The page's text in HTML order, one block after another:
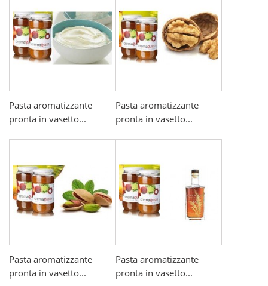
Pasta aromatizzante
pronta in vasetto...
Pasta aromatizzante
pronta in vasetto...
Pasta aromatizzante
pronta in vasetto...
Pasta aromatizzante
pronta in vasetto...